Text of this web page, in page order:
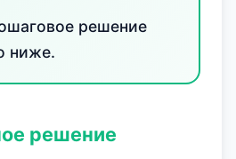
решение
ниже.
решение